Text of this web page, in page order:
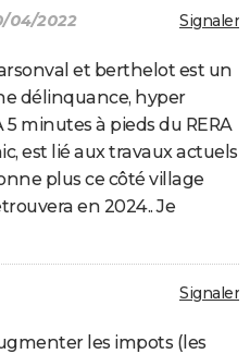
Signaler
04/2022
et berthelot est un
délinquance, hyper
minutes à pieds du RERA
est lié aux travaux actuels
plus ce côté village
en 2024.. Je
Signaler
les impots (les